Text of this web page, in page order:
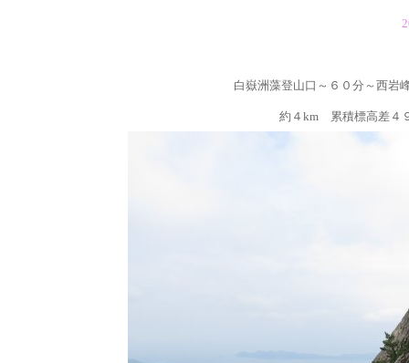
白嶽洲藻登山口～６０分～西岩
約４km 累積標高差４